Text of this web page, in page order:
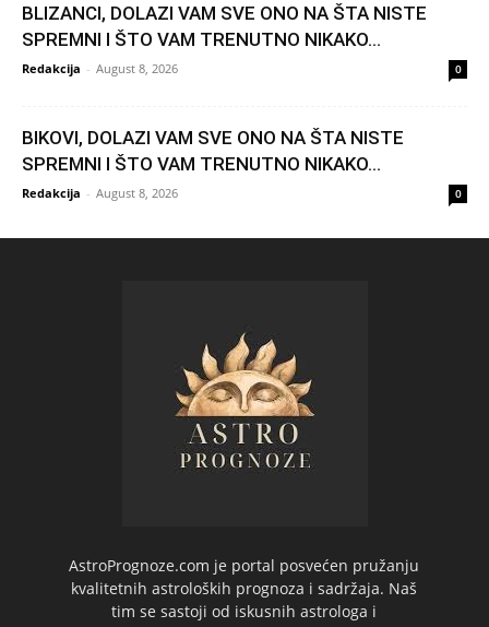
BLIZANCI, DOLAZI VAM SVE ONO NA ŠTA NISTE
SPREMNI I ŠTO VAM TRENUTNO NIKAKO...
Redakcija - August 8, 2026 0
BIKOVI, DOLAZI VAM SVE ONO NA ŠTA NISTE
SPREMNI I ŠTO VAM TRENUTNO NIKAKO...
Redakcija - August 8, 2026 0
AstroPrognoze.com je portal posvećen pružanju
kvalitetnih astroloških prognoza i sadržaja. Naš
tim se sastoji od iskusnih astrologa i